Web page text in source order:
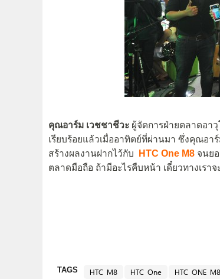
คุณอาร์ม เวชชาชีวะ ผู้จัดการฝ่ายตลาดอาวุ
เรียบร้อยแล้วเมื่ออาทิตย์ที่ผ่านมา ซึ่งคุณอา
สร้างผลงานฝากไว้กับ
HTC One M8 จนย
ตลาดมือถือ ถ้ามีอะไรคืบหน้า เดี๋ยวทางเรา
TAGS HTC M8 HTC One HTC ONE M8